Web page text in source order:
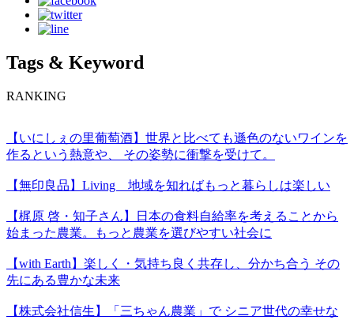
Tags & Keyword
RANKING
【いにしぇの里葡萄酒】世界と比べても遜色のないワインを
作るという熱意や、 その姿勢に衝撃を受けて。
【無印良品】Living 地域を知ればもっと暮らしは楽しい
【梶原 啓・知子さん】日本の食料自給率を考えることから
始まった農業。もっと農業を選びやすい社会に
【with Earth】楽しく・気持ち良く共存し、分かち合う その
先にある豊かな未来
【株式会社信生】「三ちゃん農業」で シニア世代の幸せな